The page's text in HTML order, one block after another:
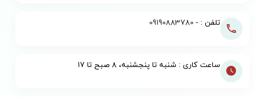
تلفن : -09190883780
ساعت کاری : شنبه تا پنجشنبه، ۸ صبح تا ۱۷